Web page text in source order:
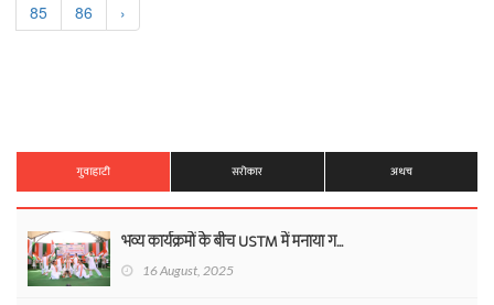
85
86 ›
गुवाहाटी सरोकार अथच
भव्य कार्यक्रमों के बीच USTM में मनाया ग...
16 August, 2025